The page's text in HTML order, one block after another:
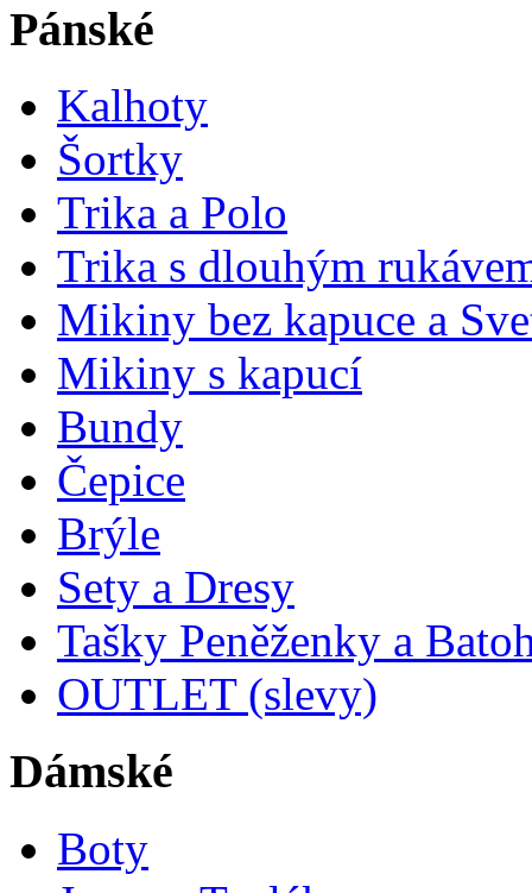
Pánské
Kalhoty
Šortky
Trika a Polo
Trika s dlouhým
Mikiny bez kapuce a
Mikiny s kapucí
Bundy
Čepice
Brýle
Sety a Dresy
Tašky Peněženky a
OUTLET (slevy)
Dámské
Boty